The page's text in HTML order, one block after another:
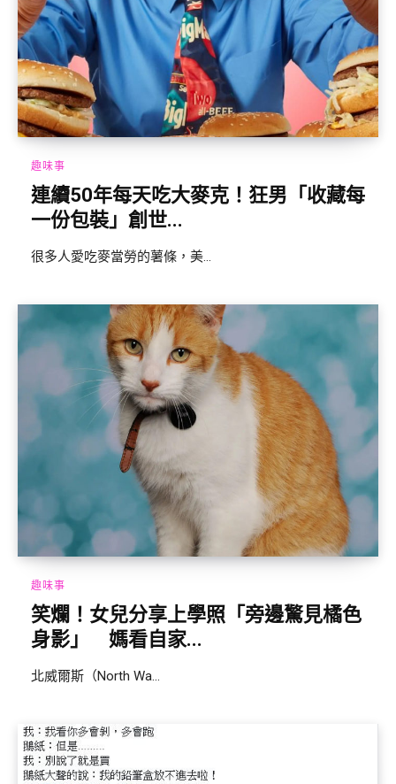
趣味事
連續50年每天吃大麥克！狂男「收藏每
一份包裝」創世...
很多人愛吃麥當勞的薯條，美...
趣味事
笑爛！女兒分享上學照「旁邊驚見橘色
身影」 媽看自家...
北威爾斯（North Wa...